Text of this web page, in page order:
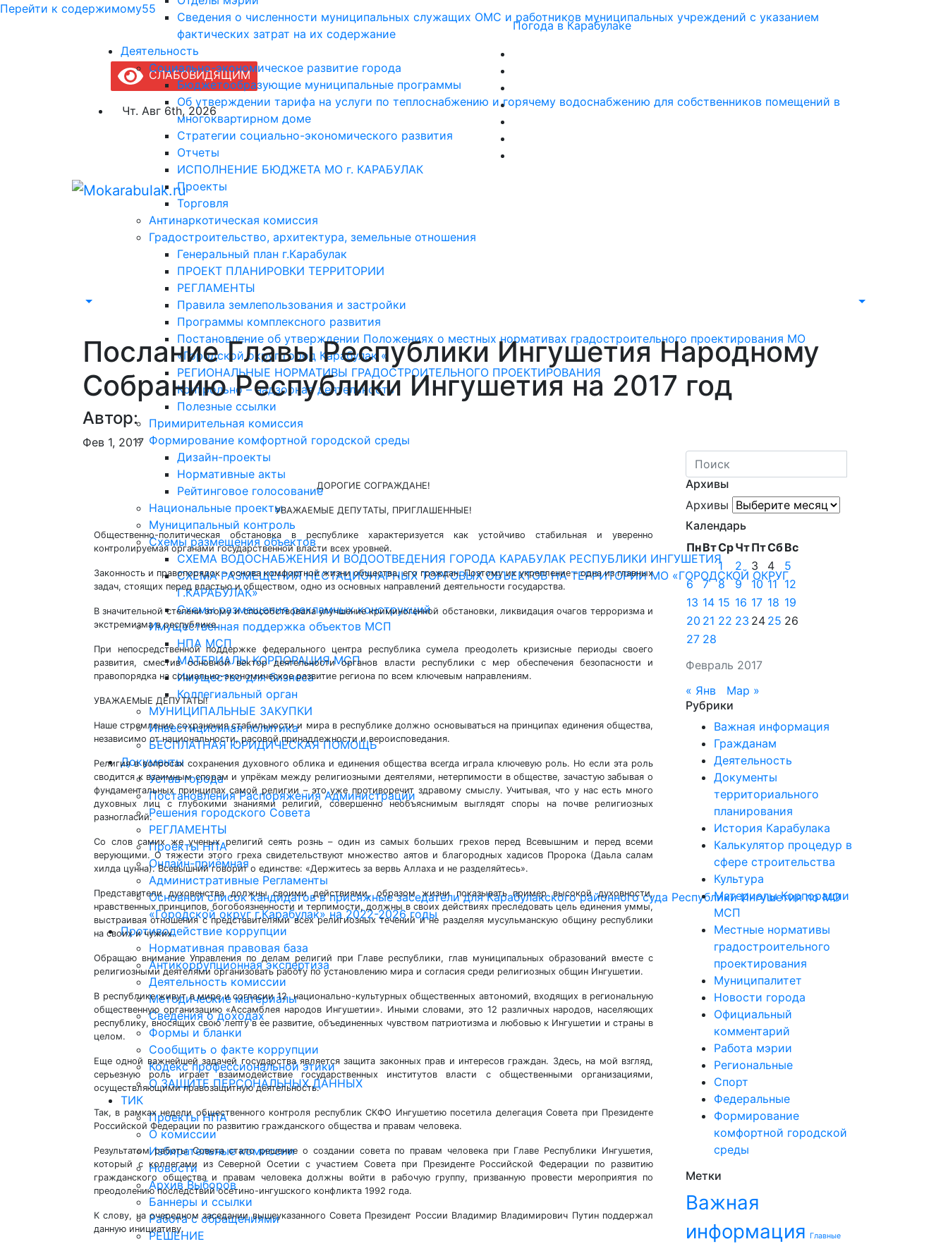
Перейти к содержимому55
СЛАБОВИДЯЩИМ
Чт. Авг 6th, 2026
Погода в Карабулаке
Mokarabulak.ru
Официальный сайт МО "Городской округ город Карабулак"
Сведения о численности муниципальных служащих ОМС и работников муниципальных учреждений с указанием
фактических затрат на их содержание
Деятельность
Социально-экономическое развитие города
Бюджетообразующие муниципальные программы
Об утверждении тарифа на услуги по теплоснабжению и горячему водоснабжению для собственников помещений в
многоквартирном доме
Стратегии социально-экономического развития
Отчеты
ИСПОЛНЕНИЕ БЮДЖЕТА МО г. КАРАБУЛАК
Проекты
Торговля
Антинаркотическая комиссия
Градостроительство, архитектура, земельные отношения
Генеральный план г.Карабулак
ПРОЕКТ ПЛАНИРОВКИ ТЕРРИТОРИИ
РЕГЛАМЕНТЫ
Правила землепользования и застройки
Программы комплексного развития
Постановление об утверждении Положениях о местных нормативах градостроительного проектирования МО
«Городской округ город Карабулак «
РЕГИОНАЛЬНЫЕ НОРМАТИВЫ ГРАДОСТРОИТЕЛЬНОГО ПРОЕКТИРОВАНИЯ
Контрольно – надзорная деятельность
Полезные ссылки
Примирительная комиссия
Формирование комфортной городской среды
Дизайн-проекты
Нормативные акты
Рейтинговое голосование
Национальные проекты
Муниципальный контроль
Схемы размещения объектов
СХЕМА ВОДОСНАБЖЕНИЯ И ВОДООТВЕДЕНИЯ ГОРОДА КАРАБУЛАК РЕСПУБЛИКИ ИНГУШЕТИЯ
СХЕМА РАЗМЕЩЕНИЯ НЕСТАЦИОНАРНЫХ ТОРГОВЫХ ОБЪЕКТОВ НА ТЕРРИТОРИИ МО «ГОРОДСКОЙ ОКРУГ
Г.КАРАБУЛАК»
Схемы размещения рекламных конструкций
Имущественная поддержка объектов МСП
НПА МСП
МАТЕРИАЛЫ КОРПОРАЦИЯ МСП
Имущество для бизнеса
Коллегиальный орган
МУНИЦИПАЛЬНЫЕ ЗАКУПКИ
Инвестиционная политика
БЕСПЛАТНАЯ ЮРИДИЧЕСКАЯ ПОМОЩЬ
Документы
Устав города
Постановления Распоряжения Администрации
Решения городского Совета
РЕГЛАМЕНТЫ
Проекты НПА
Онлайн-приёмная
Административные Регламенты
Основной список кандидатов в присяжные заседатели для Карабулакского районного суда Республики Ингушетия по МО
«Городской округ г.Карабулак» на 2022-2026 годы
Противодействие коррупции
Нормативная правовая база
Антикоррупционная экспертиза
Деятельность комиссии
Методические материалы
Сведения о доходах
Формы и бланки
Сообщить о факте коррупции
Кодекс профессиональной этики
О ЗАЩИТЕ ПЕРСОНАЛЬНЫХ ДАННЫХ
ТИК
Проекты НПА
О комиссии
Избирательные комиссии
Новости
Архив Выборов
Баннеры и ссылки
Работа с обращениями
РЕШЕНИЕ
Послание Главы Республики Ингушетия Народному
Собранию Республики Ингушетия на 2017 год
Автор:
Фев 1, 2017
ДОРОГИЕ СОГРАЖДАНЕ!
УВАЖАЕМЫЕ ДЕПУТАТЫ, ПРИГЛАШЕННЫЕ!
Общественно-политическая обстановка в республике характеризуется как устойчиво стабильная и уверенно
контролируемая органами государственной власти всех уровней.
Законность и правопорядок – основа комфортной жизни общества, его граждан. Поэтому их укрепление – одна из главных
задач, стоящих перед властью и обществом, одно из основных направлений деятельности государства.
В значительной степени этому и способствовала улучшение криминогенной обстановки, ликвидация очагов терроризма и
экстремизма в республике.
При непосредственной поддержке федерального центра республика сумела преодолеть кризисные периоды своего
развития, сместив основной вектор деятельности органов власти республики с мер обеспечения безопасности и
правопорядка на социально-экономическое развитие региона по всем ключевым направлениям.
УВАЖАЕМЫЕ ДЕПУТАТЫ!
Наше стремление сохранения стабильности и мира в республике должно основываться на принципах единения общества,
независимо от национальности, расовой принадлежности и вероисповедания.
Религия в вопросах сохранения духовного облика и единения общества всегда играла ключевую роль. Но если эта роль
сводится к взаимным спорам и упрёкам между религиозными деятелями, нетерпимости в обществе, зачастую забывая о
фундаментальных принципах самой религии – это уже противоречит здравому смыслу. Учитывая, что у нас есть много
духовных лиц с глубокими знаниями религий, совершенно необъяснимым выглядят споры на почве религиозных
разногласий.
Со слов самих же ученых религий сеять рознь – один из самых больших грехов перед Всевышним и перед всеми
верующими. О тяжести этого греха свидетельствуют множество аятов и благородных хадисов Пророка (Даьла салам
хилда цунна). Всевышний говорит о единстве: «Держитесь за вервь Аллаха и не разделяйтесь».
Представители духовенства должны своими действиями, образом жизни показывать пример высокой духовности,
нравственных принципов, богобоязненности и терпимости, должны в своих действиях преследовать цель единения уммы,
выстраивая отношения с представителями всех религиозных течений и не разделяя мусульманскую общину республики
на своих и чужих.
Обращаю внимание Управления по делам религий при Главе республики, глав муниципальных образований вместе с
религиозными деятелями организовать работу по установлению мира и согласия среди религиозных общин Ингушетии.
В республике живут в мире и согласии 12 национально-культурных общественных автономий, входящих в региональную
общественную организацию «Ассамблея народов Ингушетии». Иными словами, это 12 различных народов, населяющих
республику, вносящих свою лепту в ее развитие, объединенных чувством патриотизма и любовью к Ингушетии и страны в
целом.
Еще одной важнейшей задачей государства является защита законных прав и интересов граждан. Здесь, на мой взгляд,
серьезную роль играет взаимодействие государственных институтов власти с общественными организациями,
осуществляющими правозащитную деятельность.
Так, в рамках недели общественного контроля республик СКФО Ингушетию посетила делегация Совета при Президенте
Российской Федерации по развитию гражданского общества и правам человека.
Результатом работы Совета стало решение о создании совета по правам человека при Главе Республики Ингушетия,
который с коллегами из Северной Осетии с участием Совета при Президенте Российской Федерации по развитию
гражданского общества и правам человека должны войти в рабочую группу, призванную провести мероприятия по
преодолению последствий осетино-ингушского конфликта 1992 года.
К слову, на очередном заседании вышеуказанного Совета Президент России Владимир Владимирович Путин поддержал
данную инициативу.
Архивы
Архивы
Календарь
Февраль 2017
ПнВтСрЧтПтСбВс
1
2 3 4
5
6
7 8 9 10 11 12
13 14 15 16 17 18 19
20 21 22 23 24 25 26
27 28
« Янв
Мар »
Рубрики
Важная информация
Гражданам
Деятельность
Документы
территориального
планирования
История Карабулака
Калькулятор процедур в
сфере строительства
Культура
Материалы Корпорации
МСП
Местные нормативы
градостроительного
проектирования
Муниципалитет
Новости города
Официальный
комментарий
Работа мэрии
Региональные
Спорт
Федеральные
Формирование
комфортной городской
среды
Метки
Важная
информация
Главные